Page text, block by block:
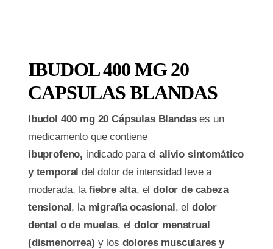
IBUDOL 400 MG 20
CAPSULAS BLANDAS
Ibudol 400 mg 20 Cápsulas Blandases un
medicamento que contiene
ibuprofeno, indicado para elalivio sintomático
y temporal del dolor de intensidad leve a
moderada, la fiebre alta, eldolor de cabeza
tensional, la migraña ocasional, el dolor
dental o de muelas, eldolor menstrual
(dismenorrea) y los dolores musculares y